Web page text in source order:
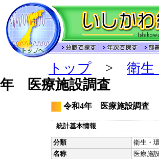
トップ > 衛生
年 医療施設調査
令和4年 医療施設調査
統計基本情報
分類
衛生・
名称
医療施